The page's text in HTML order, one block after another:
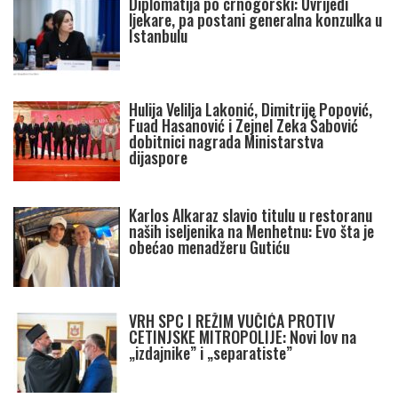
ljekare, pa postani generalna konzulka u
Istanbulu
Hulija Velilja Lakonić, Dimitrije Popović,
Fuad Hasanović i Zejnel Zeka Šabović
dobitnici nagrada Ministarstva
dijaspore
Karlos Alkaraz slavio titulu u restoranu
naših iseljenika na Menhetnu: Evo šta je
obećao menadžeru Gutiću
VRH SPC I REŽIM VUČIĆA PROTIV
CETINJSKE MITROPOLIJE: Novi lov na
„izdajnike” i „separatiste”